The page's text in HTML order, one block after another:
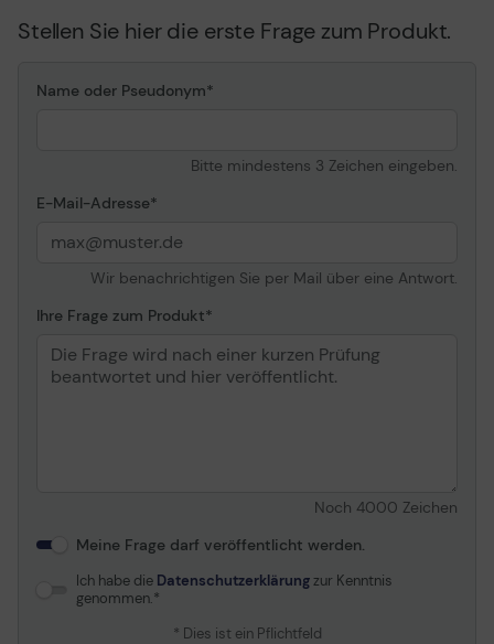
Stellen Sie hier die erste Frage zum Produkt.
Name oder Pseudonym
Bitte mindestens 3 Zeichen eingeben.
E-Mail-Adresse
Wir benachrichtigen Sie per Mail über eine Antwort.
Ihre Frage zum Produkt
Noch 4000 Zeichen
Meine Frage darf veröffentlicht werden.
Ich habe die Datenschutzerklärungzur Kenntnis
genommen.
* Dies ist ein Pflichtfeld